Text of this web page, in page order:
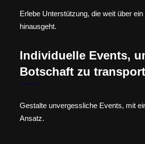
Erlebe Unterstützung, die weit über
hinausgeht.
Individuelle Events,
Botschaft zu
Gestalte unvergessliche Events, mit
Ansatz.